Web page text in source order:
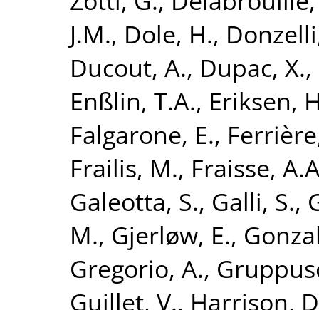
J.M., Dole, H.,
Ducout, A., Dupac, X.,
Enßlin, T.A., Eriksen,
Falgarone, E.,
Frailis, M., Fraisse,
Galeotta, S., Galli, S.,
M., Gjerløw, E.,
Gregorio, A.,
Guillet, V., Harrison,